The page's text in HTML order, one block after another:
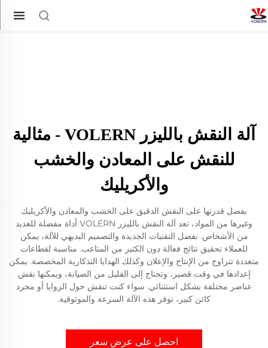
آلة النقش بالليزر VOLERN - مثالية
للنقش على المعادن والخشب
والأكريليك
بفضل قدرتها على النقش الدقيق على الخشب والمعادن والأكريليك
وغيرها من المواد، تعد آلة النقش بالليزر VOLERN أداة مفضلة للعديد
من الأشخاص. بفضل التقنيات الجديدة والتصميم البديهي للآلة، يمكن
للعملاء تحقيق نتائج فعالة دون الكثير من المتاعب. مناسبة لقطاعات
متعددة تتراوح من الإنتاج والإعلان وكذلك الهدايا التذكارية المخصصة. يمكن
إعدادها في وقت قصير، وتحتاج إلى القليل من الصيانة، ويمكنها نقش
عناصر مختلفة بشكل استثنائي. سواء كنت تنقش حول الزوايا أو مجرد
كائن كبير، توفر هذه الآلة السرعة والموثوقية.
احصل على عرض سعر